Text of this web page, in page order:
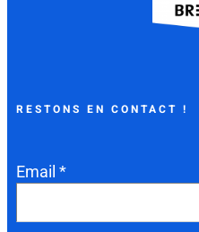
RESTONS EN CONTACT !
Email *